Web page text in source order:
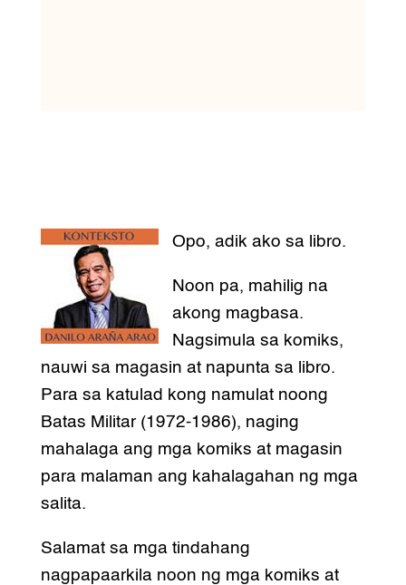
Opo, adik ako sa libro.
Noon pa, mahilig na
akong magbasa.
Nagsimula sa komiks,
nauwi sa magasin at napunta sa libro.
Para sa katulad kong namulat noong
Batas Militar (1972-1986), naging
mahalaga ang mga komiks at magasin
para malaman ang kahalagahan ng mga
salita.
Salamat sa mga tindahang
nagpapaarkila noon ng mga komiks at